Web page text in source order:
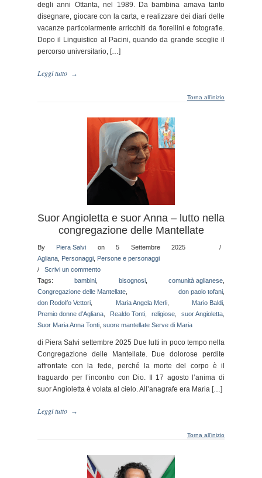
degli anni Ottanta, nel 1989. Da bambina amava tanto
disegnare, giocare con la carta, e realizzare dei diari delle
vacanze particolarmente arricchiti da fiorellini e fotografie.
Dopo il Linguistico al Pacini, quando da grande sceglie il
percorso universitario, […]
Leggi tutto →
Torna all'inizio
Suor Angioletta e suor Anna – lutto nella
congregazione delle Mantellate
By Piera Salvi on 5 Settembre 2025
/
Agliana
Personaggi
Persone e personaggi
/ Scrivi un commento
Tags: bambini bisognosi comunità aglianese
Congregazione delle Mantellate
don paolo tofani
don Rodolfo Vettori
Maria Angela Merli, Mario Baldi
Premio donne d’Agliana
Realdo Tonti religiose suor Angioletta
Suor Maria Anna Tonti suore mantellate Serve di Maria
di Piera Salvi settembre 2025 Due lutti in poco tempo nella
Congregazione delle Mantellate. Due dolorose perdite
affrontate con la fede, perché la morte del corpo è il
traguardo per l’incontro con Dio. Il 17 agosto l’anima di
suor Angioletta è volata al cielo. All’anagrafe era Maria […]
Leggi tutto →
Torna all'inizio